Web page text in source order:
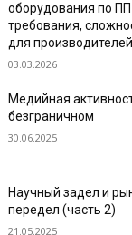
оборудования по
требования,
для
03.03.2026
Медийная
безграничном
30.06.2025
Научный задел и
передел (часть 2)
21.05.2025